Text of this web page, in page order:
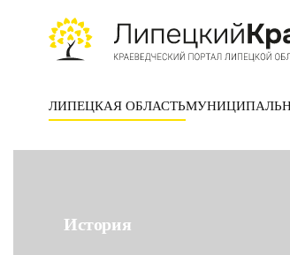
Skip to main content
ЛИПЕЦКАЯ ОБЛАСТЬ
История